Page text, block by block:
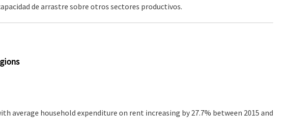
de arrastre sobre otros sectores productivos.
average household expenditure on rent increasing by 27.7% between 2015 and